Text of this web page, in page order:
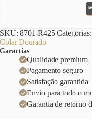
SKU: 8701-R425 Categorias:
Colar Dourado
Garantias
Qualidade premium
Pagamento seguro
Satisfação garantida
Envio para todo o
Garantia de retorno